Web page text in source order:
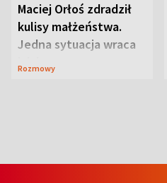
Maciej Orłoś zdradził
kulisy małżeństwa.
Jedna sytuacja wraca
jak bumerang
Rozmowy